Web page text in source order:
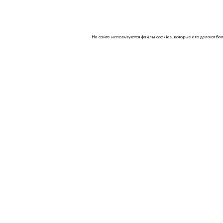
На сайте используются файлы cookies, которые его делают